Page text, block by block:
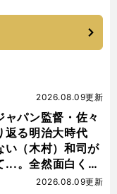
ャパン監督・佐々
返る明治大時代
い（木村）和司が
...。全然面白くな
」
2026.08.09更新
2026.08.09更新